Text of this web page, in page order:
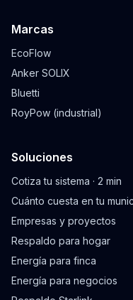
Marcas
EcoFlow
Anker SOLIX
Bluetti
RoyPow (industrial)
Soluciones
Cotiza tu sistema · 2 min
Cuánto cuesta en tu
Empresas y proyectos
Respaldo para hogar
Energía para finca
Energía para negocios